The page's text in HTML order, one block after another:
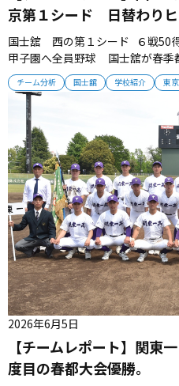
チーム分析 国士舘 学校紹介 東
京第１シード 日替わり
国士舘 西の第１シード ６戦50
甲子園へ全員野球 国士舘が春季
優勝となった。西東京のトップシ
来21年ぶりの甲子園出場を狙う。
季のチームは、大型左腕・鎌村曜
【チームレポート】関
度目の春都大会優勝。
2026年6月5日